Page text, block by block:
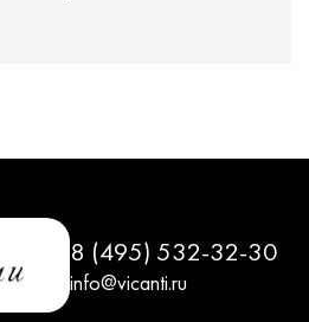
8 (495) 532-32-30
info@vicanti.ru